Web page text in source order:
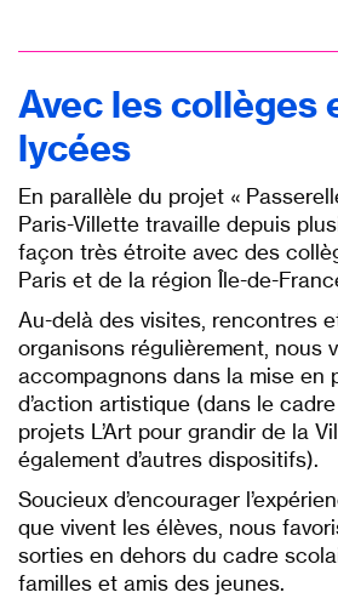
Avec les collèges
lycées
En parallèle du projet «
Paris-Villette travaille depuis
façon très étroite avec des
Paris et de la région Île-de-
Au-delà des visites, rencontres
organisons régulièrement, nous
accompagnons dans la mise en
d’action artistique (dans le
projets L’Art pour grandir de la
également d’autres dispositifs).
Soucieux d’encourager
que vivent les élèves, nous
sorties en dehors du cadre
familles et amis des jeunes.